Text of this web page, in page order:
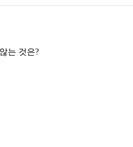
는 것은?